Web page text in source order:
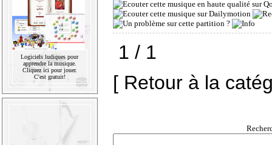
Logiciels ludiques pour
apprendre la musique.
Cliquez ici pour jouer.
C'est gratuit!
1 / 1
[ Retour à la